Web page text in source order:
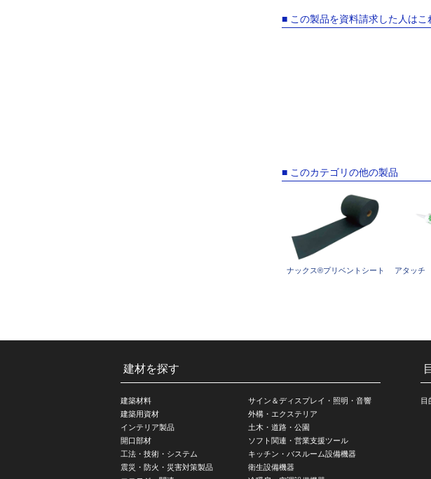
■ この製品を資料請求した人は
■ このカテゴリの他の製品
ナックス®︎プリベントシート アタッチ
建材を探す
建築材料
建築用資材
インテリア製品
開口部材
工法・技術・システム
震災・防火・災害対策製品
サイン＆ディスプレイ・照明・音響
外構・エクステリア
土木・道路・公園
ソフト関連・営業支援ツール
キッチン・バスルーム設備機器
衛生設備機器
目